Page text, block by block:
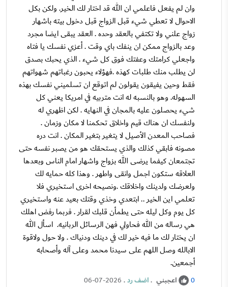
وان لم يفعل فاعلمي ان الله قد اختار لك الخير. ولكن بكل
الاحوال لا تعطي شيء قبل الزواج قبل دخول بيته باشهار
زواج علني ولا تكتفي بالعقد وحده . العقد يبقى ايضا مجرد
وعد بالزواج ممكن ان ينفك باي وقت . أعزي نفسك يا فتاه
واجعلي كرامتك وعفتك فوق كل شيء . الذي يحبك بصدق
لن يطلب منك طلبات كهذه .فهؤلاء يحبون رغباتهم شهواتهم
فقط وحين يفيقون يقولون لم اتوقع ان تسلميني نفسك بهذه
السهوله. وهو بالنسبه له انت متربيه في امريكا يعني كل
شيء يحصلون عليه بالمجان في النهايه . لكن اظهري له
ولنفسك ان هناك قيم واخلاق تحكمنا لا مكان وزمان .
فصاحب المعدن الأصيل لا يتغير بتغير المكان . انت دره
مصونه فابقي كذلك والذي يستحقك هو من يصبر نفسه حتى
تجتمعان كيفما يرضى الله بزواج واشهار امام الناس وبعدها
العلاقه ستكون اجمل وانقى واطهر . وهذا كله حمايه لك
ولعرضك ولدينك واخلاقك .ونصيحه اخرى استخيري فلا
تعلمي اين الخير .. ابتعدي وخذي وقتك بعيد عنه واستخيري
كل يوم وكل ليله حتى يطمأن قلبك لقرار . فربما رفض اهلك
هي رساله من الله فحاولي فهن الرسائل الربانيه. اسأل الله
ان يختار لك ما فيه خير لك في دينك ودنياك . ولا حول ولاقوة
الابالله وصل اللهم على سيدنا محمد وعلى آله وأصحابه
أجمعين.
0 اعجبني .اضف رد.
06-07-2026